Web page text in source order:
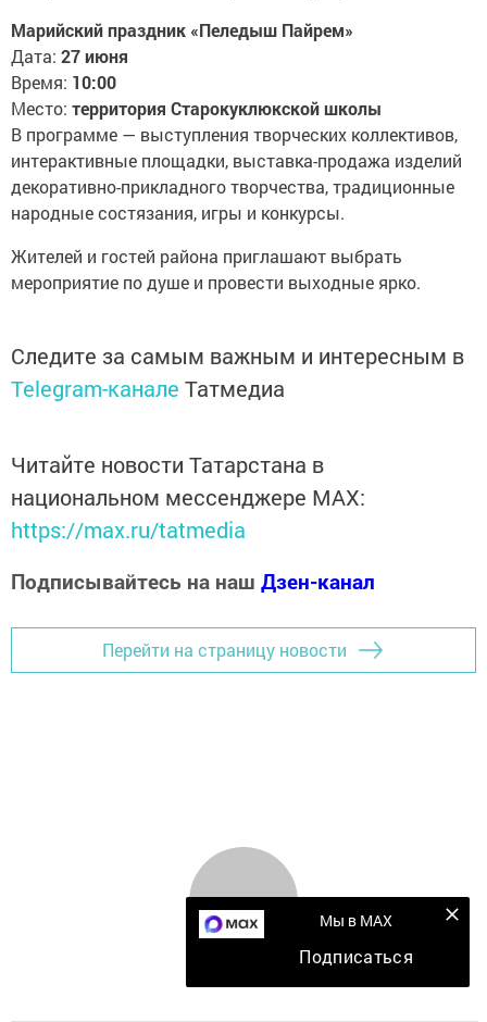
Марийский праздник «Пеледыш Пайрем»
Дата: 27 июня
Время: 10:00
Место: территория Старокуклюкской школы
В программе — выступления творческих коллективов,
интерактивные площадки, выставка-продажа изделий
декоративно-прикладного творчества, традиционные
народные состязания, игры и конкурсы.
Жителей и гостей района приглашают выбрать
мероприятие по душе и провести выходные ярко.
Следите за самым важным и интересным в
Telegram-канале Татмедиа
Читайте новости Татарстана в
национальном мессенджере MАХ:
https://max.ru/tatmedia
Подписывайтесь на наш Дзен-канал
Перейти на страницу новости
Мы в MAX
Подписаться